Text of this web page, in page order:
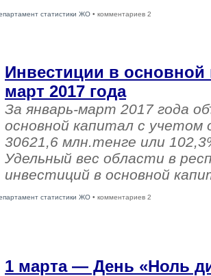
статистики ЖО • комментариев 2
Инвестиции в основной
март 2017 года
За январь-март 2017 года
основной капитал с учетом
30621,6 млн.тенге или
Удельный вес области в
инвестиций в основной
статистики ЖО • комментариев 2
1 марта — День «Ноль